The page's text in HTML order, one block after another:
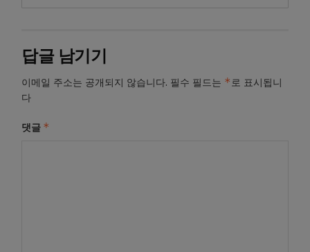
답글 남기기
이메일 주소는 공개되지 않습니다. 필수 필드는 *로 표시됩니
다
댓글 *